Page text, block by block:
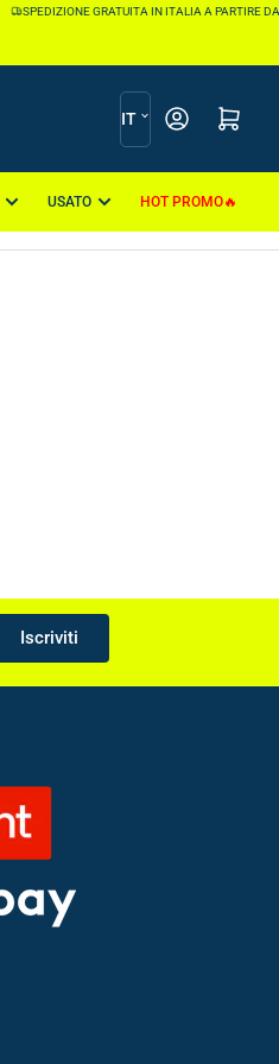
SPEDIZIONE GRATUITA IN ITALIA A PARTIRE DA
L
i
n
u
IT Apri il mini
USATO HOT PROMO
Iscriviti